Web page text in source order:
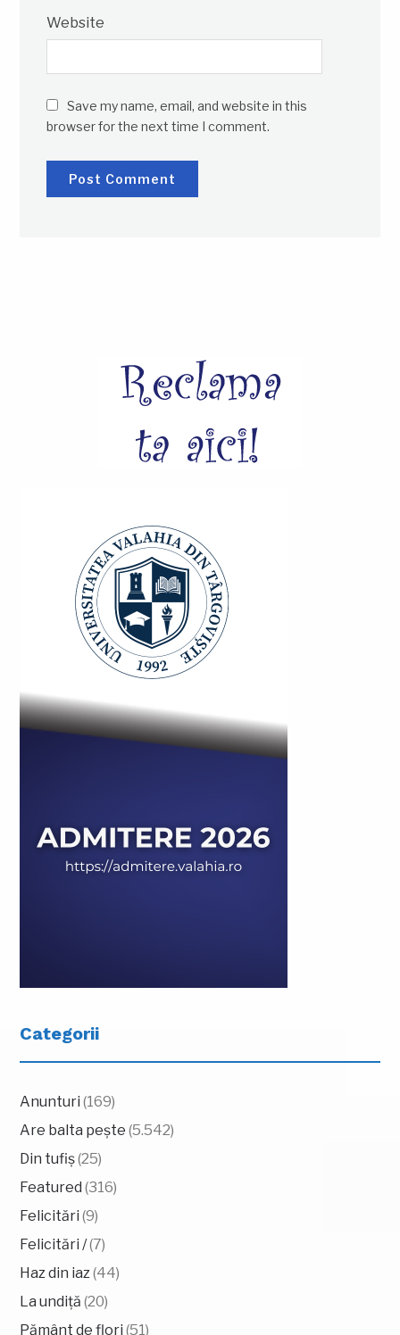
Website
Save my name, email, and website in this
browser for the next time I comment.
Categorii
Anunturi (169)
Are balta pește (5.542)
Din tufiș(25)
Featured (316)
Felicitări (9)
Felicitări /(7)
Haz din iaz(44)
La undiță (20)
Pământ de flori (51)